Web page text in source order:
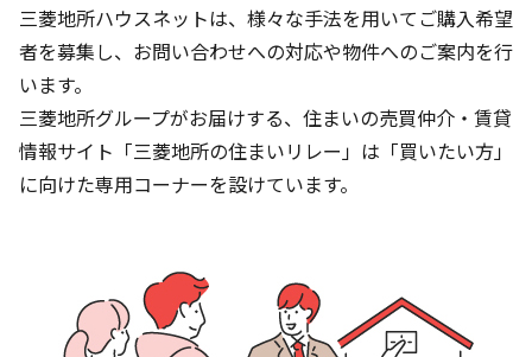
三菱地所ハウスネットは、様々な手法を用いてご購入希望
者を募集し、お問い合わせへの対応や物件へのご案内を行
います。
三菱地所グループがお届けする、住まいの売買仲介・賃貸
情報サイト「三菱地所の住まいリレー」は「買いたい方」
に向けた専用コーナーを設けています。